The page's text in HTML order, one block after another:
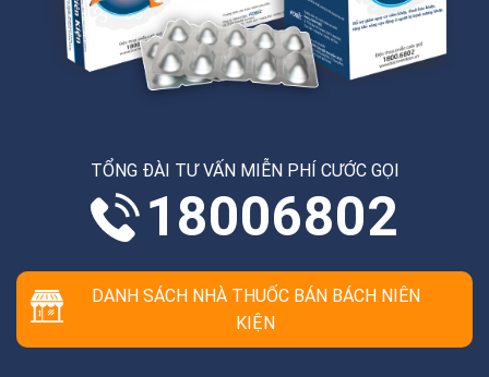
TỔNG ĐÀI TƯ VẤN MIỄN PHÍ CƯỚC GỌI
18006802
DANH SÁCH NHÀ THUỐC BÁN BÁCH NIÊN
KIỆN